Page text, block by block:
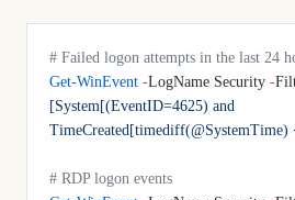
# Failed logon attempts in the last 24
Get-WinEvent -LogName Security -
[System[(EventID=4625) and
# RDP logon events